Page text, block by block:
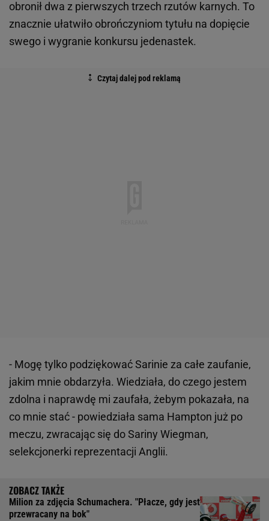
obronił dwa z pierwszych trzech rzutów karnych. To
znacznie ułatwiło obrończyniom tytułu na dopięcie
swego i wygranie konkursu jedenastek.
- Mogę tylko podziękować Sarinie za całe zaufanie,
jakim mnie obdarzyła. Wiedziała, do czego jestem
zdolna i naprawdę mi zaufała, żebym pokazała, na
co mnie stać - powiedziała sama Hampton już po
meczu, zwracając się do Sariny Wiegman,
selekcjonerki reprezentacji Anglii.
Milion za zdjęcia Schumachera. "Płacze, gdy jest
przewracany na bok"